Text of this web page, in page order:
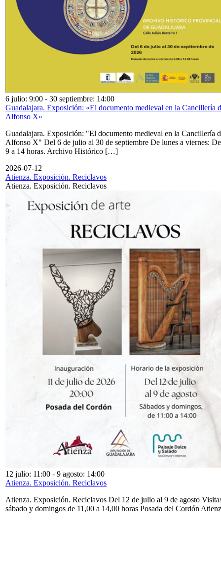
6 julio: 9:00 - 30 septiembre: 14:00
Guadalajara. Exposición: «El documento medieval en la Cancillería
Alfonso X»
Guadalajara. Exposición: "El documento medieval en la Cancillería
Alfonso X" Del 6 de julio al 30 de septiembre De lunes a viernes: De
9 a 14 horas. Archivo Histórico […]
2026-07-12
Atienza. Exposición. Reciclavos
Atienza. Exposición. Reciclavos
12 julio: 11:00 - 9 agosto: 14:00
Atienza. Exposición. Reciclavos
Atienza. Exposición. Reciclavos Del 12 de julio al 9 de agosto
sábado y domingos de 11,00 a 14,00 horas Posada del Cordón